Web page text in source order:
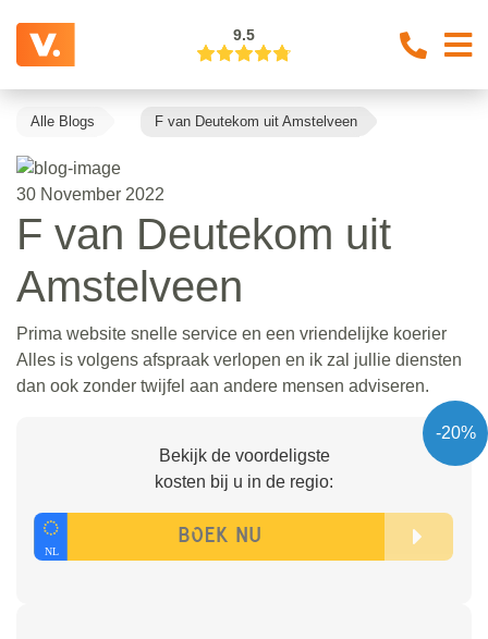
9.5
Alle Blogs F van Deutekom uit Amstelveen
30 November 2022
F van Deutekom uit
Amstelveen
Prima website snelle service en een vriendelijke koerier
Alles is volgens afspraak verlopen en ik zal jullie diensten
dan ook zonder twijfel aan andere mensen adviseren.
-20%
Bekijk de voordeligste
kosten bij u in de regio: